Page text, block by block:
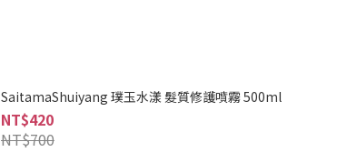
SaitamaShuiyang 璞玉水漾 髮質修護噴霧 500ml
NT$420
NT$700